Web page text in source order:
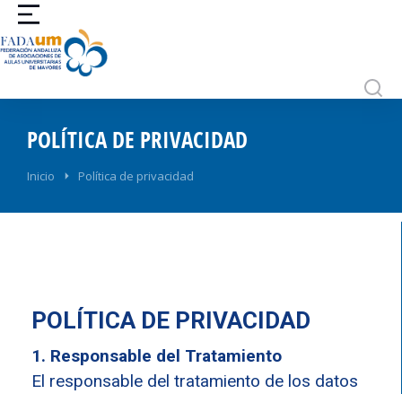
POLÍTICA DE PRIVACIDAD
You are here:
Inicio Política de privacidad
POLÍTICA DE PRIVACIDAD
1. Responsable del Tratamiento
El responsable del tratamiento de los datos